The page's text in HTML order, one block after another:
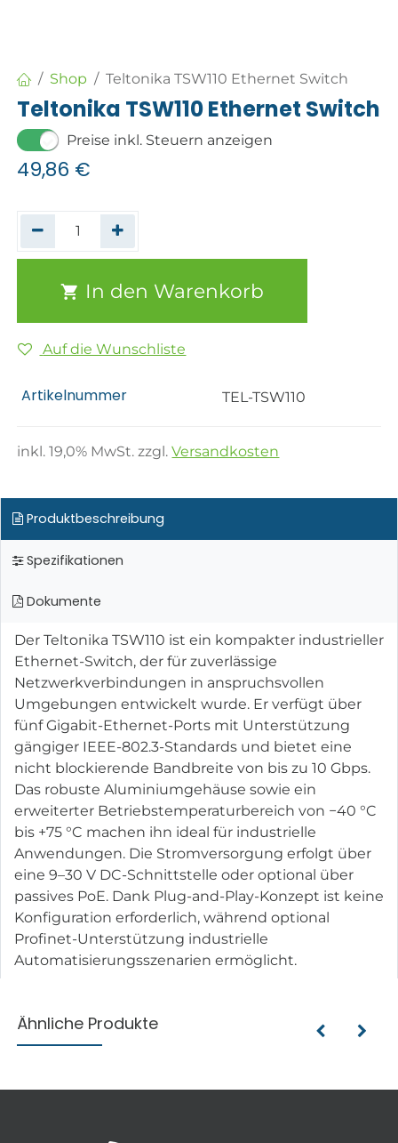
Shop Teltonika TSW110 Ethernet Switch
Teltonika TSW110 Ethernet Switch
Preise inkl. Steuern anzeigen
49,86 €
In den Warenkorb
Auf die Wunschliste
Artikelnummer TEL-TSW110
inkl.19,0% MwSt. zzgl.Versandkosten
Produktbeschreibung
Spezifikationen
Dokumente
Der Teltonika TSW110 ist ein kompakter industrieller
Ethernet-Switch, der für zuverlässige
Netzwerkverbindungen in anspruchsvollen
Umgebungen entwickelt wurde. Er verfügt über
fünf Gigabit-Ethernet-Ports mit Unterstützung
gängiger IEEE-802.3-Standards und bietet eine
nicht blockierende Bandbreite von bis zu 10 Gbps.
Das robuste Aluminiumgehäuse sowie ein
erweiterter Betriebstemperaturbereich von −40 °C
bis +75 °C machen ihn ideal für industrielle
Anwendungen. Die Stromversorgung erfolgt über
eine 9–30 V DC-Schnittstelle oder optional über
passives PoE. Dank Plug-and-Play-Konzept ist keine
Konfiguration erforderlich, während optional
Profinet-Unterstützung industrielle
Automatisierungsszenarien ermöglicht.
Ähnliche Produkte